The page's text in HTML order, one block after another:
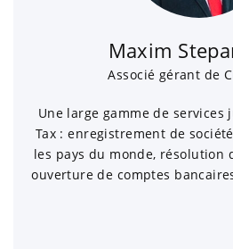
Maxim
Associé gérant de
Une large gamme de services
Tax : enregistrement de
les pays du monde, résolution
ouverture de comptes